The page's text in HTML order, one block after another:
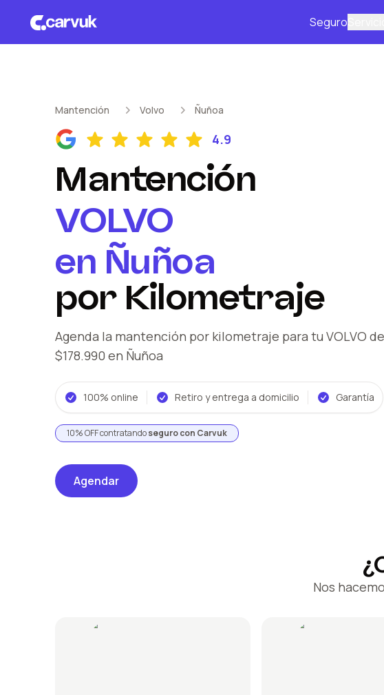
Seguro
Mantención Volvo Ñuñoa
4.9
Mantención
VOLVO
en Ñuñoa
por Kilometraje
Agenda la mantención por kilometraje para tu VOLVO
$178.990 en Ñuñoa
100% online Retiro y entrega a domicilio Garantía
10% OFF contratandoseguro con Carvuk
Agendar
Nos